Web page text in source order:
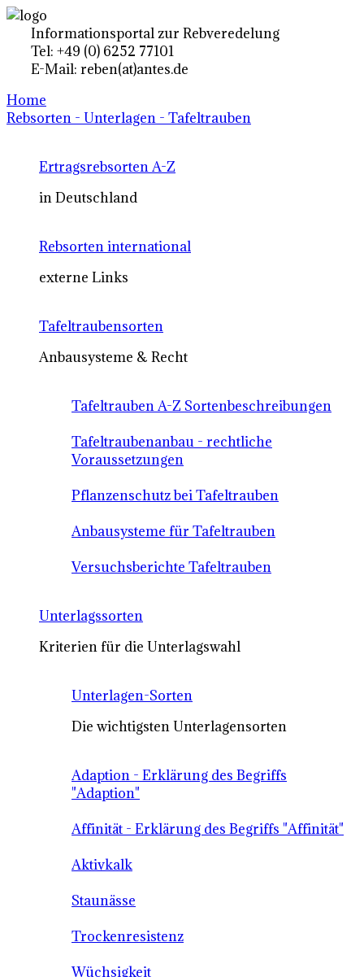
Informationsportal zur Rebveredelung
Tel: +49 (0) 6252 77101
E-Mail: reben(at)antes.de
Home
Rebsorten - Unterlagen - Tafeltrauben
Ertragsrebsorten A-Z
in Deutschland
Rebsorten international
externe Links
Tafeltraubensorten
Anbausysteme & Recht
Tafeltrauben A-Z Sortenbeschreibungen
Tafeltraubenanbau - rechtliche
Voraussetzungen
Pflanzenschutz bei Tafeltrauben
Anbausysteme für Tafeltrauben
Versuchsberichte Tafeltrauben
Unterlagssorten
Kriterien für die Unterlagswahl
Unterlagen-Sorten
Die wichtigsten Unterlagensorten
Adaption - Erklärung des Begriffs
"Adaption"
Affinität - Erklärung des Begriffs "Affinität"
Aktivkalk
Staunässe
Trockenresistenz
Wüchsigkeit